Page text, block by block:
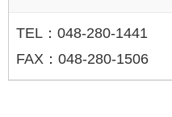
TEL：048-280-1441
FAX：048-280-1506